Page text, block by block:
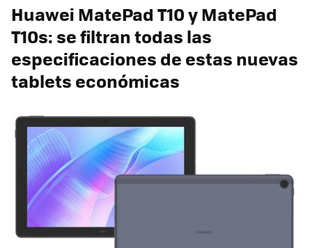
Huawei MatePad T10 y MatePad
T10s: se filtran todas las
especificaciones de estas nuevas
tablets económicas